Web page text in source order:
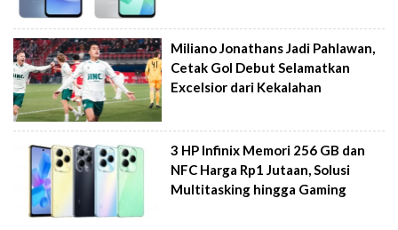
Miliano Jonathans Jadi Pahlawan,
Cetak Gol Debut Selamatkan
Excelsior dari Kekalahan
3 HP Infinix Memori 256 GB dan
NFC Harga Rp1 Jutaan, Solusi
Multitasking hingga Gaming